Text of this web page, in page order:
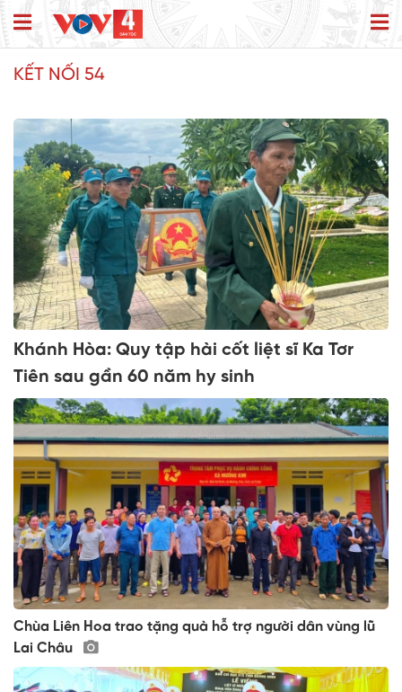
KẾT NỐI 54
Khánh Hòa: Quy tập hài cốt liệt sĩ Ka Tơr
Tiên sau gần 60 năm hy sinh
Chùa Liên Hoa trao tặng quà hỗ trợ người dân vùng lũ
Lai Châu